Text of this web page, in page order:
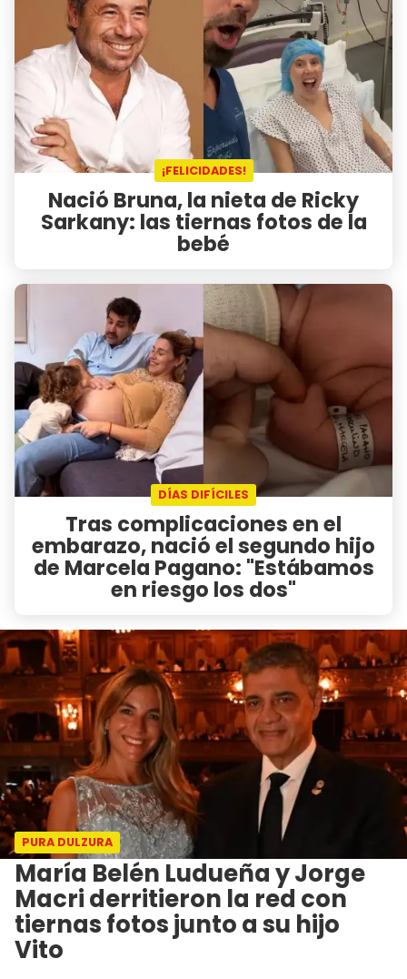
¡FELICIDADES!
Nació Bruna, la nieta de Ricky
Sarkany: las tiernas fotos de la
bebé
DÍAS DIFÍCILES
Tras complicaciones en el
embarazo, nació el segundo hijo
de Marcela Pagano: "Estábamos
en riesgo los dos"
PURA DULZURA
María Belén Ludueña y Jorge
Macri derritieron la red con
tiernas fotos junto a su hijo
Vito